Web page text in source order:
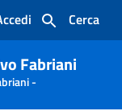
Cerca
Fabriani
-